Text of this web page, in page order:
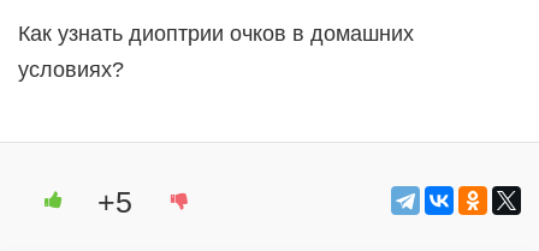
Как узнать диоптрии очков в домашних
условиях?
+5